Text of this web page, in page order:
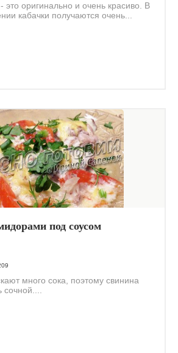
это оригинально и очень красиво. В
кабачки получаются очень...
под соусом
много сока, поэтому свинина